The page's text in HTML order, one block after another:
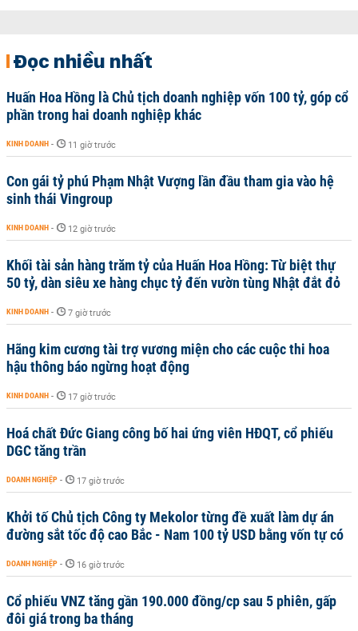
Đọc nhiều nhất
Huấn Hoa Hồng là Chủ tịch doanh nghiệp vốn 100 tỷ, góp cổ
phần trong hai doanh nghiệp khác
KINH DOANH - 11 giờ trước
Con gái tỷ phú Phạm Nhật Vượng lần đầu tham gia vào hệ
sinh thái Vingroup
KINH DOANH - 12 giờ trước
Khối tài sản hàng trăm tỷ của Huấn Hoa Hồng: Từ biệt thự
50 tỷ, dàn siêu xe hàng chục tỷ đến vườn tùng Nhật đắt đỏ
KINH DOANH - 7 giờ trước
Hãng kim cương tài trợ vương miện cho các cuộc thi hoa
hậu thông báo ngừng hoạt động
KINH DOANH - 17 giờ trước
Hoá chất Đức Giang công bố hai ứng viên HĐQT, cổ phiếu
DGC tăng trần
DOANH NGHIỆP - 17 giờ trước
Khởi tố Chủ tịch Công ty Mekolor từng đề xuất làm dự án
đường sắt tốc độ cao Bắc - Nam 100 tỷ USD bằng vốn tự có
DOANH NGHIỆP - 16 giờ trước
Cổ phiếu VNZ tăng gần 190.000 đồng/cp sau 5 phiên, gấp
đôi giá trong ba tháng